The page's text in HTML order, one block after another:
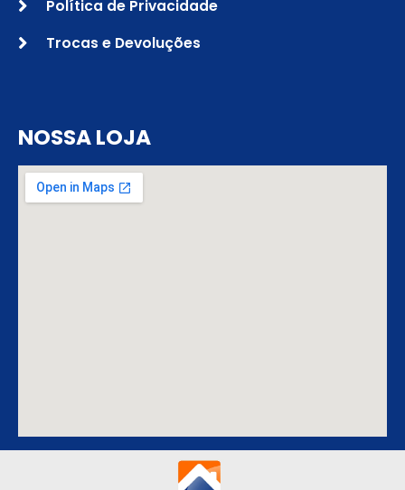
Política de Privacidade
Trocas e Devoluções
NOSSA LOJA